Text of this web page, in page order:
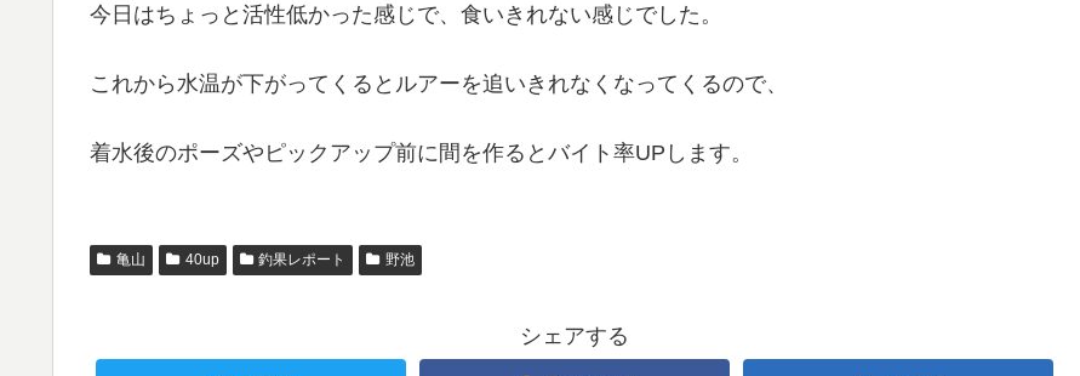
今日はちょっと活性低かった感じで、食いきれない感じでした。
これから水温が下がってくるとルアーを追いきれなくなってくるので、
着水後のポーズやピックアップ前に間を作るとバイト率UPします。
亀山 40up 釣果レポート 野池
シェアする